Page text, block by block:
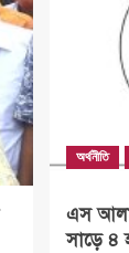
অর্থনীতি
এস আলম
সাড়ে ৪